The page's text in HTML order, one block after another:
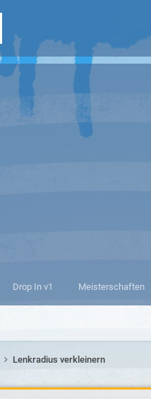
Drop In v1 Meisterschaften
Lenkradius verkleinern